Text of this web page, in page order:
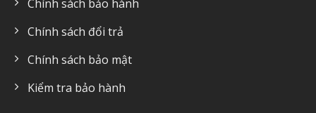
Chính sách bảo hành
Chính sách đổi trả
Chính sách bảo mật
Kiểm tra bảo hành